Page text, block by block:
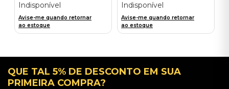
Indisponível
Avise-me quando retornar
ao estoque
Indisponível
Avise-me quando retornar
ao estoque
QUE TAL 5% DE DESCONTO EM SUA
PRIMEIRA COMPRA?